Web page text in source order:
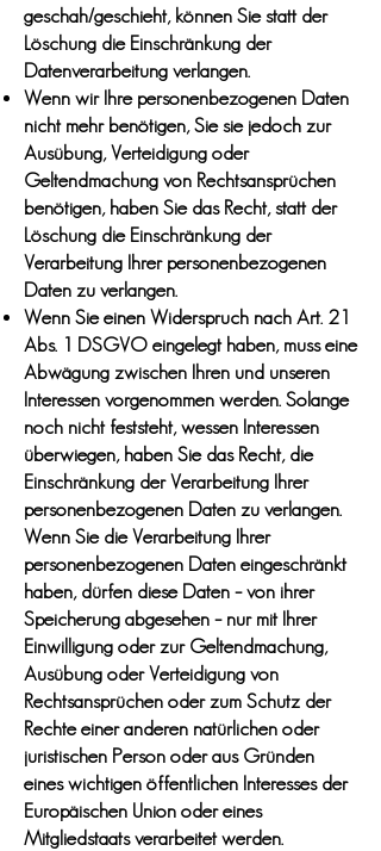
geschah/geschieht, können Sie statt der
Löschung die Einschränkung der
Datenverarbeitung verlangen.
Wenn wir Ihre personenbezogenen Daten
nicht mehr benötigen, Sie sie jedoch zur
Ausübung, Verteidigung oder
Geltendmachung von Rechtsansprüchen
benötigen, haben Sie das Recht, statt der
Löschung die Einschränkung der
Verarbeitung Ihrer personenbezogenen
Daten zu verlangen.
Wenn Sie einen Widerspruch nach Art. 21
Abs. 1 DSGVO eingelegt haben, muss eine
Abwägung zwischen Ihren und unseren
Interessen vorgenommen werden. Solange
noch nicht feststeht, wessen Interessen
überwiegen, haben Sie das Recht, die
Einschränkung der Verarbeitung Ihrer
personenbezogenen Daten zu verlangen.
Wenn Sie die Verarbeitung Ihrer
personenbezogenen Daten eingeschränkt
haben, dürfen diese Daten – von ihrer
Speicherung abgesehen – nur mit Ihrer
Einwilligung oder zur Geltendmachung,
Ausübung oder Verteidigung von
Rechtsansprüchen oder zum Schutz der
Rechte einer anderen natürlichen oder
juristischen Person oder aus Gründen
eines wichtigen öffentlichen Interesses der
Europäischen Union oder eines
Mitgliedstaats verarbeitet werden.